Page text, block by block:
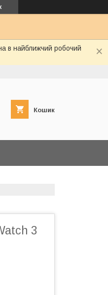
в найближчий робочий
Кошик
3